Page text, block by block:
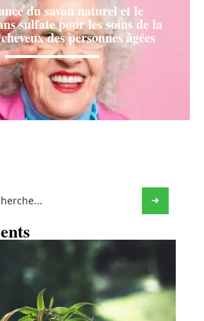
du savon naturel et le
sulfate pour les soins de la
des personnes âgées